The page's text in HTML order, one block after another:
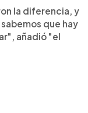
la diferencia, y
que hay
añadió "el